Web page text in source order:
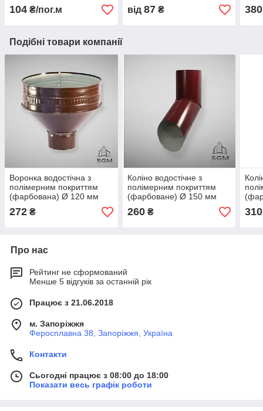
104 ₴/пог.м від 87₴ 380
Подібні товари компанії
Воронка водостічна з
полімерним покриттям
(фарбована) Ø 120 мм
272 ₴
Коліно водостічне з
полімерним покриттям
(фарбоване) Ø 150 мм
260₴ 310
Про нас
Рейтинг не сформований
Менше 5 відгуків за останній рік
Працює з 21.06.2018
м. Запоріжжя
Феросплавна 38, Запоріжжя, Україна
Контакти
Сьогодні працює з 08:00 до 18:00
Показати весь графік роботи